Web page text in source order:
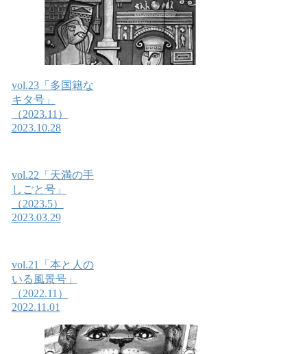
vol.23「多国籍な
キタ号」
（2023.11）
2023.10.28
vol.22「天満の手
しごと号」
（2023.5）
2023.03.29
vol.21「本と人の
いる風景号」
（2022.11）
2022.11.01